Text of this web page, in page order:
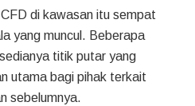
di kawasan itu sempat
yang muncul. Beberapa
titik putar yang
utama bagi pihak terkait
sebelumnya.